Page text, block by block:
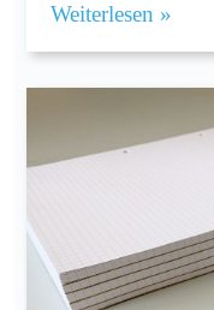
Weiterlesen »